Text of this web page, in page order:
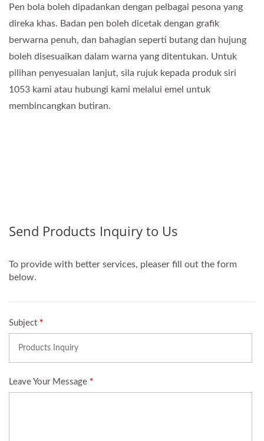
Pen bola boleh dipadankan dengan pelbagai pesona yang
direka khas. Badan pen boleh dicetak dengan grafik
berwarna penuh, dan bahagian seperti butang dan hujung
boleh disesuaikan dalam warna yang ditentukan. Untuk
pilihan penyesuaian lanjut, sila rujuk kepada produk siri
1053 kami atau hubungi kami melalui emel untuk
membincangkan butiran.